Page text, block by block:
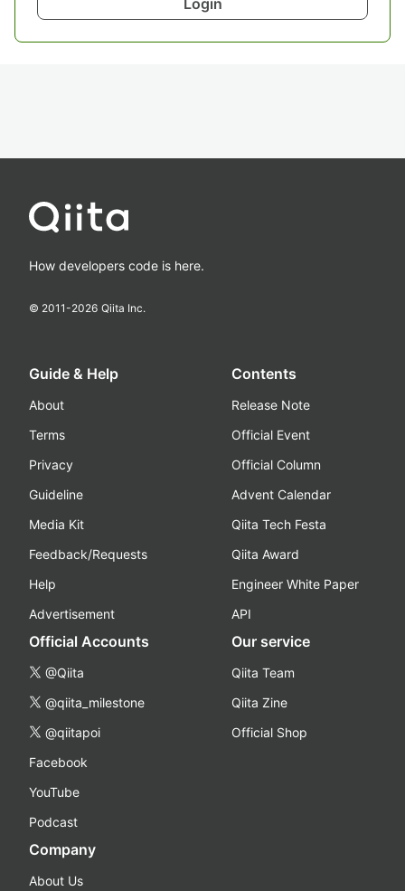
Login
How developers code is here.
© 2011-2026 Qiita Inc.
Guide & Help
About
Terms
Privacy
Guideline
Media Kit
Feedback/Requests
Help
Advertisement
Contents
Release Note
Official Event
Official Column
Advent Calendar
Qiita Tech Festa
Qiita Award
Engineer White Paper
API
Official Accounts
@Qiita
@qiita_milestone
@qiitapoi
Facebook
YouTube
Podcast
Our service
Qiita Team
Qiita Zine
Official Shop
Company
About Us